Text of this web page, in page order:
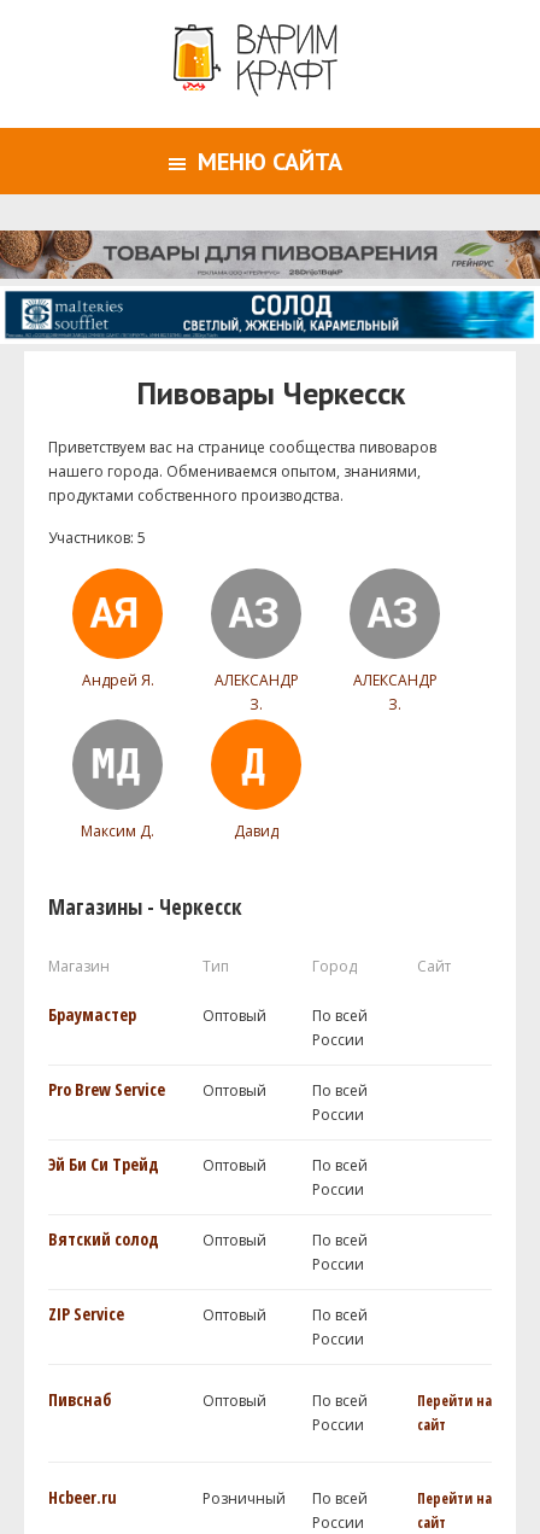
МЕНЮ САЙТА
Пивовары Черкесск
Приветствуем ваc на странице сообщества пивоваров
нашего города. Обмениваемся опытом, знаниями,
продуктами собственного производства.
Участников: 5
Андрей Я.
АЛЕКСАНДР
З.
АЛЕКСАНДР
З.
Максим Д. Давид
Магазины - Черкесск
Магазин Тип Город Сайт
Браумастер Оптовый
По всей
России
Pro Brew Service Оптовый
По всей
России
Эй Би Си Трейд Оптовый
По всей
России
Вятский солод Оптовый
По всей
России
ZIP Service Оптовый
По всей
России
Пивснаб Оптовый
По всей
России
Перейти на
сайт
Hcbeer.ru Розничный
По всей
России
Перейти на
сайт